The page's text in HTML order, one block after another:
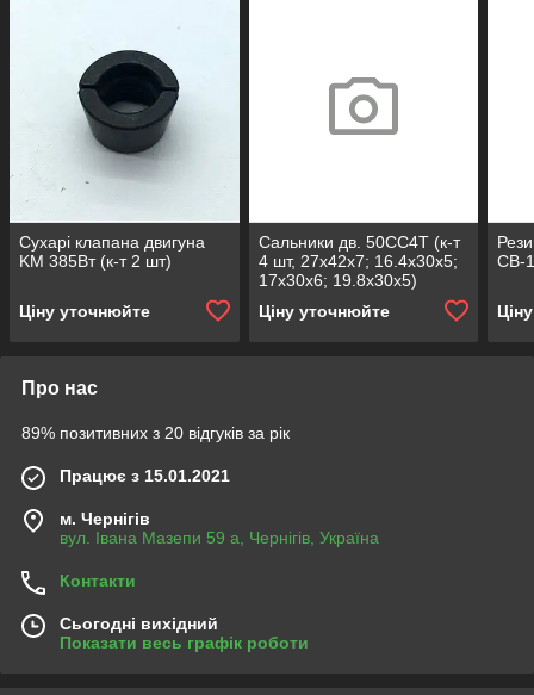
Сухарі клапана двигуна
KM 385Bт (к-т 2 шт)
Ціну уточнюйте
Сальники дв. 50СС4Т (к-т
4 шт, 27х42х7; 16.4х30х5;
17х30х6; 19.8х30х5)
Ціну уточнюйте
СВ-
Про нас
89% позитивних з 20 відгуків за рік
Працює з 15.01.2021
м. Чернігів
вул. Івана Мазепи 59 а, Чернігів, Україна
Контакти
Сьогодні вихідний
Показати весь графік роботи